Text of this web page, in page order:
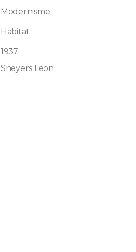
Modernisme
Habitat
1937
Sneyers Leon